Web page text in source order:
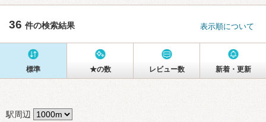
36 件の検索結果 表示順について
標準 ★の数 レビュー数 新着・更新
駅周辺